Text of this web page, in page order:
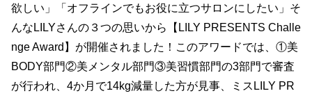
欲しい」「オフラインでもお役に立つサロンにしたい」そ
んなLILYさんの３つの思いから【LILY PRESENTS Challe
nge Award】が開催されました！このアワードでは、①美
BODY部門②美メンタル部門③美習慣部門の3部門で審査
が行われ、4か月で14kg減量した方が見事、ミスLILY PR